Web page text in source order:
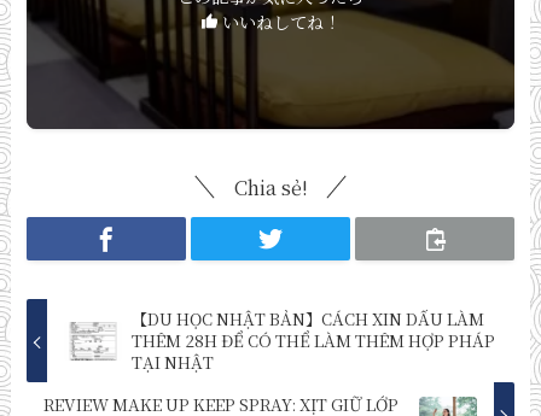
いいねしてね！
Chia sẻ!
【DU HỌC NHẬT BẢN】CÁCH XIN DẤU LÀM
THÊM 28H ĐỂ CÓ THỂ LÀM THÊM HỢP PHÁP
TẠI NHẬT
REVIEW MAKE UP KEEP SPRAY: XỊT GIỮ LỚP